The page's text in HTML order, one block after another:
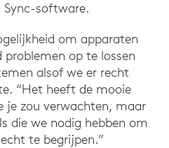
Sync-software.
om apparaten
op te lossen
alsof we er recht
“Het heeft de mooie
je zou verwachten, maar
die we nodig hebben om
te begrijpen.”